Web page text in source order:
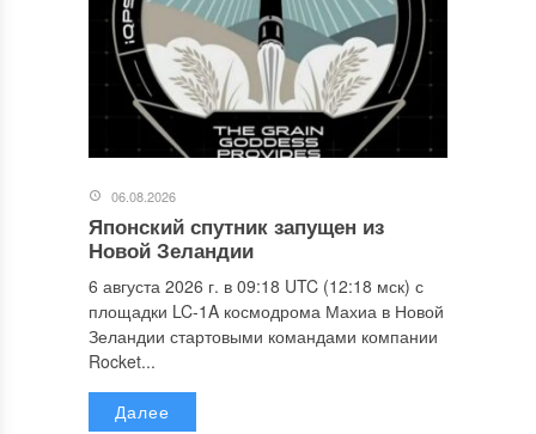
06.08.2026
Японский спутник запущен из
Новой Зеландии
6 августа 2026 г. в 09:18 UTC (12:18 мск) с
площадки LC-1A космодрома Махиа в Новой
Зеландии стартовыми командами компании
Rocket...
Далее